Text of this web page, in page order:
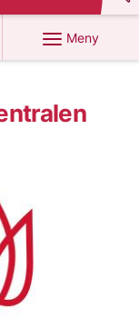
Meny